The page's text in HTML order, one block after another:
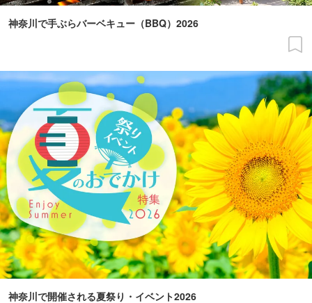
神奈川で手ぶらバーベキュー（BBQ）2026
神奈川で開催される夏祭り・イベント2026